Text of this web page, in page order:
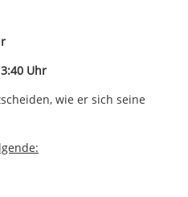
Uhr
wie er sich seine